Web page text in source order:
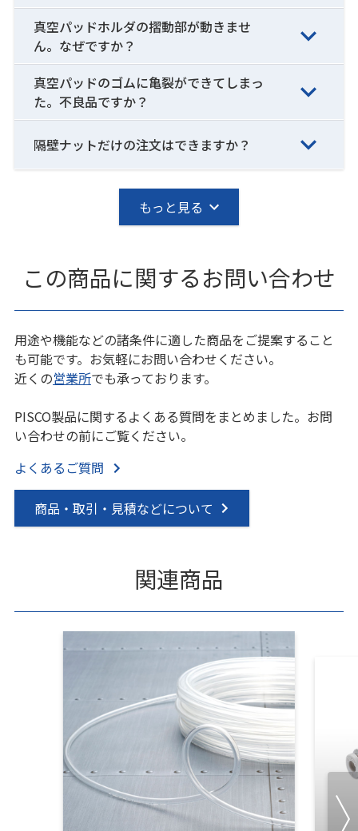
真空パッドホルダの摺動部が動きませ
ん。なぜですか？
真空パッドのゴムに亀裂ができてしまっ
た。不良品ですか？
隔壁ナットだけの注文はできますか？
もっと見る
この商品に関するお問い合わせ
用途や機能などの諸条件に適した商品をご提案すること
も可能です。お気軽にお問い合わせください。
近くの営業所でも承っております。
PISCO製品に関するよくある質問をまとめました。お問
い合わせの前にご覧ください。
よくあるご質問
商品・取引・見積などについて
関連商品